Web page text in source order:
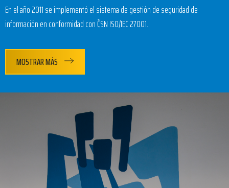
En el año 2011 se implementó el sistema de gestión de seguridad de
información en conformidad con ČSN ISO/IEC 27001.
MOSTRAR MÁS